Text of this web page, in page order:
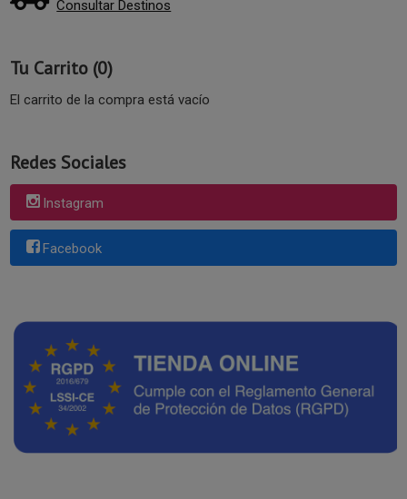
Consultar Destinos
Tu Carrito (0)
El carrito de la compra está vacío
Redes Sociales
Instagram
Facebook